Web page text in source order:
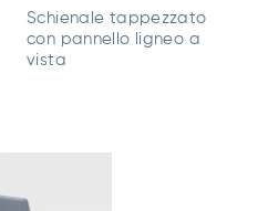
Schienale tappezzato
con pannello ligneo a
vista